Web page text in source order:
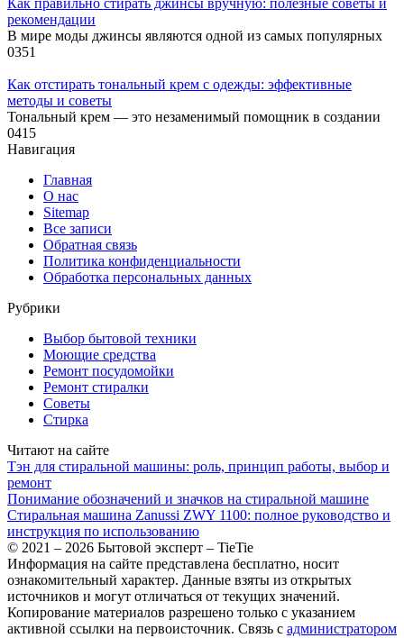
Как правильно стирать джинсы вручную: полезные советы и
рекомендации
В мире моды джинсы являются одной из самых популярных
0351
Как отстирать тональный крем с одежды: эффективные
методы и советы
Тональный крем — это незаменимый помощник в создании
0415
Навигация
Главная
О нас
Sitemap
Все записи
Обратная связь
Политика конфиденциальности
Обработка персональных данных
Рубрики
Выбор бытовой техники
Моющие средства
Ремонт посудомойки
Ремонт стиралки
Советы
Стирка
Читают на сайте
Тэн для стиральной машины: роль, принцип работы, выбор и
ремонт
Понимание обозначений и значков на стиральной машине
Стиральная машина Zanussi ZWY 1100: полное руководство и
инструкция по использованию
© 2021 – 2026 Бытовой эксперт – TieTie
Информация на сайте представлена бесплатно, носит
ознакомительный характер. Данные взяты из открытых
источников и могут отличаться от текущих значений.
Копирование материалов разрешено только с указанием
активной ссылки на первоисточник. Cвязь с администратором